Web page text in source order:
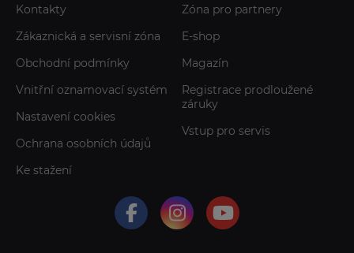
Kontakty
Zákaznická a servisní zóna
Obchodní podmínky
Vnitřní oznamovací systém
Nastavení cookies
Ochrana osobních údajů
Ke stažení
Zóna pro partnery
E-shop
Magazín
Registrace prodloužené
záruky
Vstup pro servis